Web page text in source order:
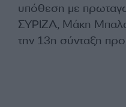
υπόθεση με
ΣΥΡΙΖΑ, Μάκη
την 13η σύνταξη